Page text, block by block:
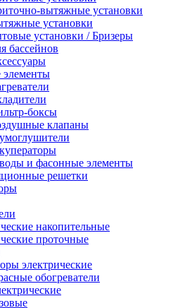
вытяжные установки
установки
установки / Бризеры
бассейнов
элементы
боксы
клапаны
и фасонные элементы
решетки
накопительные
проточные
электрические
обогреватели